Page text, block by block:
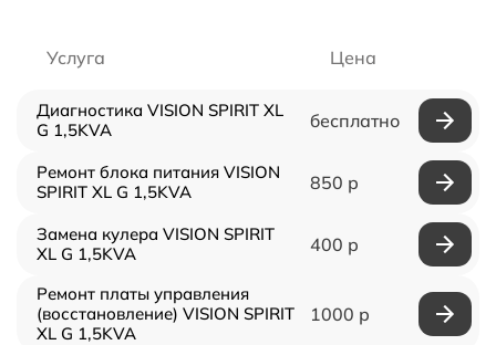
Услуга Цена
Диагностика VISION SPIRIT XL
G 1,5KVA
бесплатно
Ремонт блока питания VISION
SPIRIT XL G 1,5KVA
850 р
Замена кулера VISION SPIRIT
XL G 1,5KVA
400 р
Ремонт платы управления
(восстановление) VISION SPIRIT
XL G 1,5KVA
1000 р